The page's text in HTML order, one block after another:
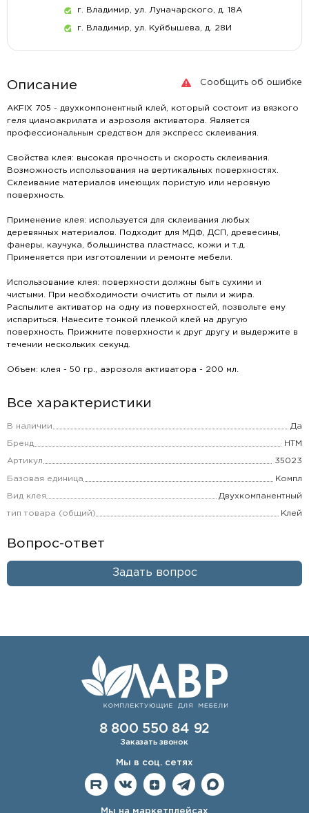
г. Владимир, ул. Луначарского, д. 18А
г. Владимир, ул. Куйбышева, д. 28И
Сообщить об ошибке
Описание
AKFIX 705 - двухкомпонентный клей, который состоит из вязкого
геля цианоакрилата и аэрозоля активатора. Является
профессиональным средством для экспресс склеивания.
Свойства клея: высокая прочность и скорость склеивания.
Возможность использования на вертикальных поверхностях.
Склеивание материалов имеющих пористую или неровную
поверхность.
Применение клея: используется для склеивания любых
деревянных материалов. Подходит для МДФ, ДСП, древесины,
фанеры, каучука, большинства пластмасс, кожи и т.д.
Применяется при изготовлении и ремонте мебели.
Использование клея: поверхности должны быть сухими и
чистыми. При необходимости очистить от пыли и жира.
Распылите активатор на одну из поверхностей, позвольте ему
испариться. Нанесите тонкой пленкой клей на другую
поверхность. Прижмите поверхности к друг другу и выдержите в
течении нескольких секунд.
Объем: клея - 50 гр., аэрозоля активатора - 200 мл.
Все характеристики
В наличии Да
Бренд НТМ
Артикул 35023
Базовая единица Компл
Вид клея Двухкомпанентный
тип товара (общий) Клей
Вопрос-ответ
Задать вопрос
8 800 550 84 92
Заказать звонок
Мы в соц. сетях
Мы на маркетплейсах